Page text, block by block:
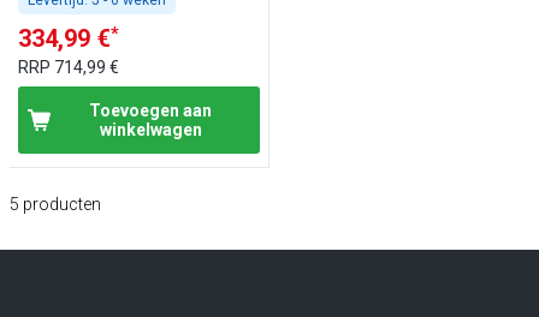
334,99 €*
RRP 714,99 €
Toevoegen aan
winkelwagen
5 producten